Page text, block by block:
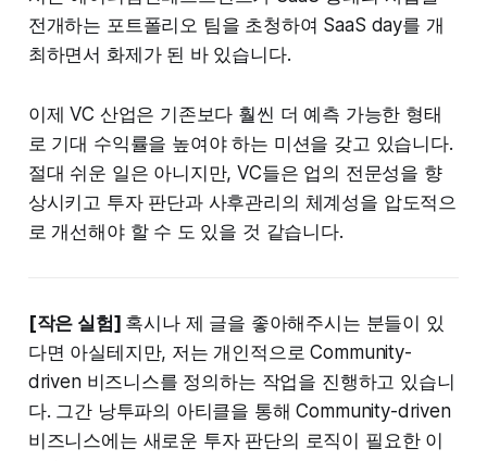
전개하는 포트폴리오 팀을 초청하여 SaaS day를 개
최하면서 화제가 된 바 있습니다.
이제 VC 산업은 기존보다 훨씬 더 예측 가능한 형태
로 기대 수익률을 높여야 하는 미션을 갖고 있습니다.
절대 쉬운 일은 아니지만, VC들은 업의 전문성을 향
상시키고 투자 판단과 사후관리의 체계성을 압도적으
로 개선해야 할 수 도 있을 것 같습니다.
[작은 실험] 혹시나 제 글을 좋아해주시는 분들이 있
다면 아실테지만, 저는 개인적으로 Community-
driven 비즈니스를 정의하는 작업을 진행하고 있습니
다. 그간 낭투파의 아티클을 통해 Community-driven
비즈니스에는 새로운 투자 판단의 로직이 필요한 이